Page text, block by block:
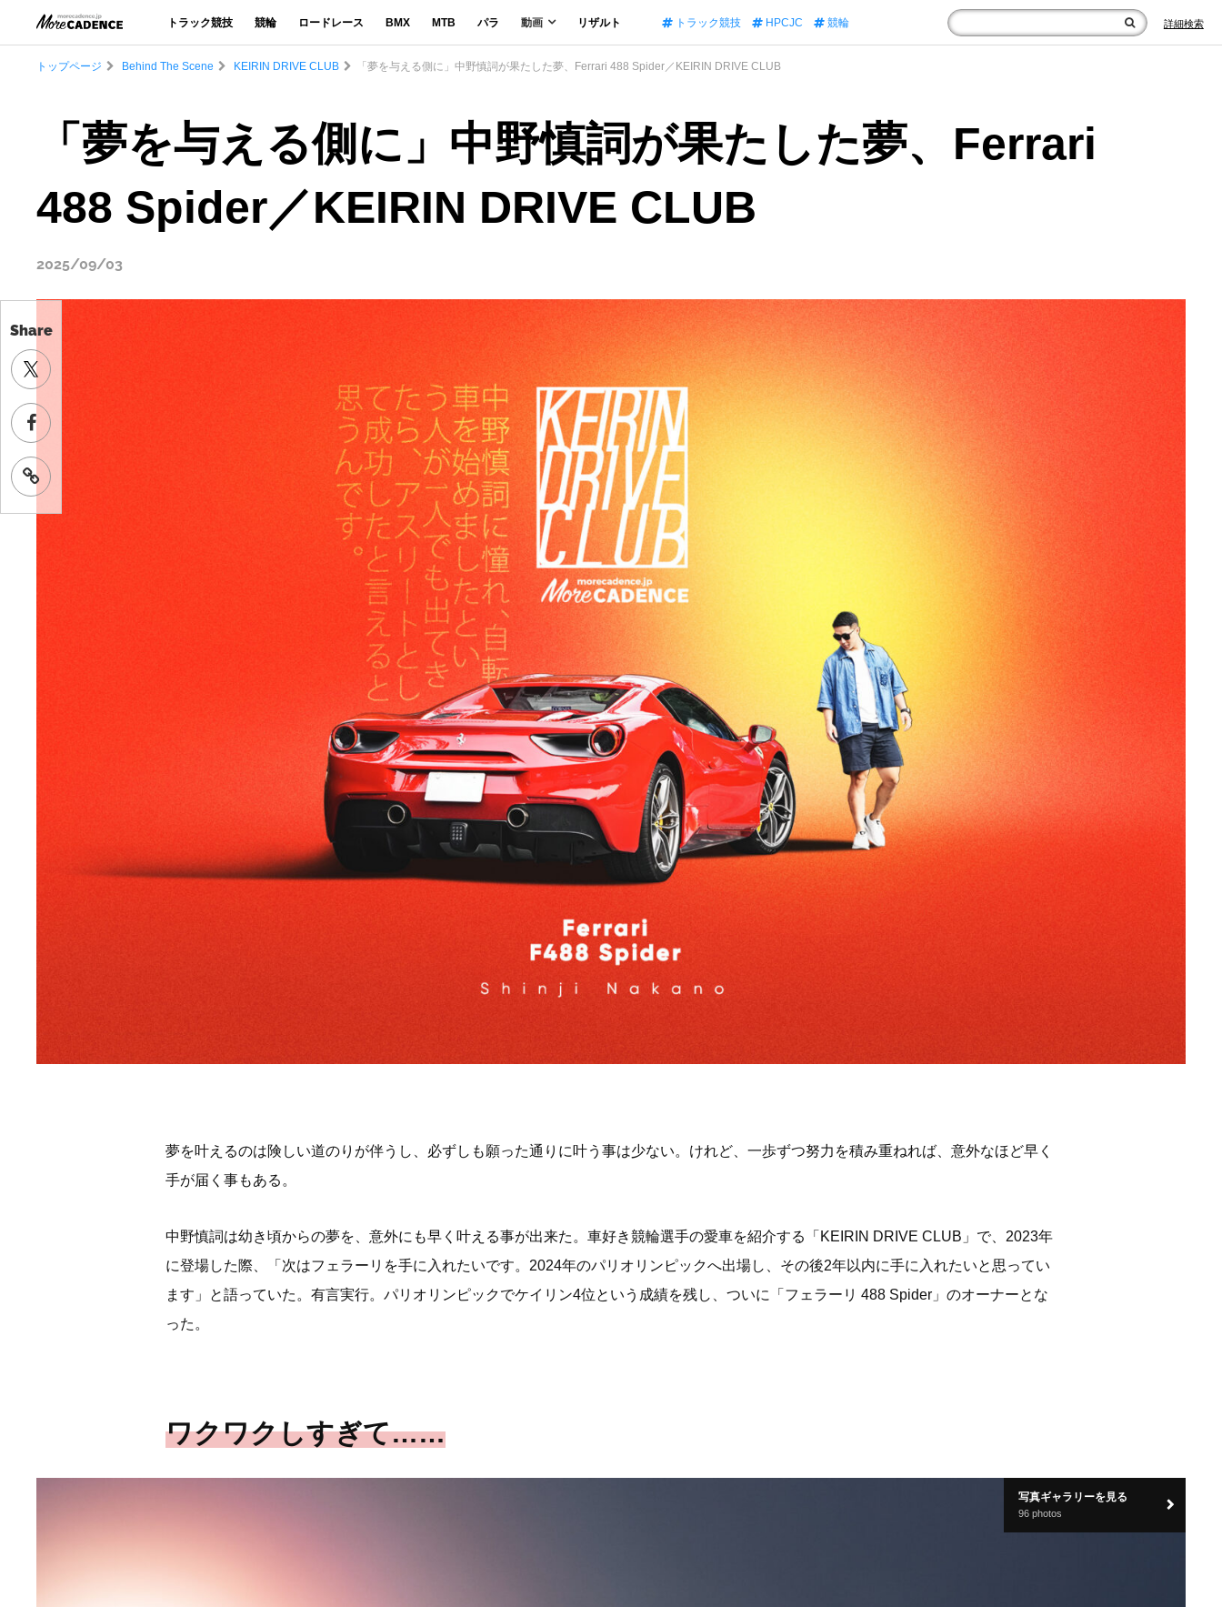
トラック競技 競輪 ロードレース BMX MTB パラ 動画 リザルト トラック競技 HPCJC 競輪 詳細検索
Share
トップページ Behind The Scene KEIRIN DRIVE CLUB 「夢を与える側に」中野慎詞が果たした夢、Ferrari 488 Spider／KEIRIN DRIVE CLUB
「夢を与える側に」中野慎詞が果たした夢、Ferrari
488 Spider／KEIRIN DRIVE CLUB
2025/09/03
夢を叶えるのは険しい道のりが伴うし、必ずしも願った通りに叶う事は少ない。けれど、一歩ずつ努力を積み重ねれば、意外なほど早く
手が届く事もある。
中野慎詞は幼き頃からの夢を、意外にも早く叶える事が出来た。車好き競輪選手の愛車を紹介する「KEIRIN DRIVE CLUB」で、2023年
に登場した際、「次はフェラーリを手に入れたいです。2024年のパリオリンピックへ出場し、その後2年以内に手に入れたいと思ってい
ます」と語っていた。有言実行。パリオリンピックでケイリン4位という成績を残し、ついに「フェラーリ 488 Spider」のオーナーとな
った。
ワクワクしすぎて……
写真ギャラリーを見る
96 photos